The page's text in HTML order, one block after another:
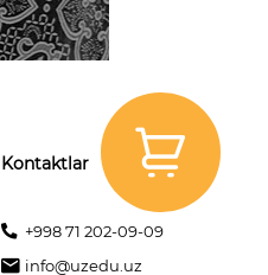
Kontaktlar
+998 71 202-09-09
info@uzedu.uz